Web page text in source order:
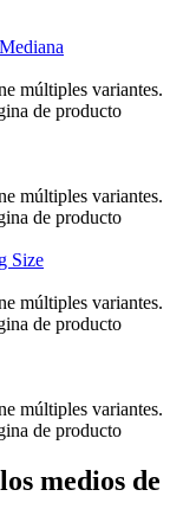
múltiples variantes.
de producto
múltiples variantes.
de producto
Size
múltiples variantes.
de producto
múltiples variantes.
de producto
medios de